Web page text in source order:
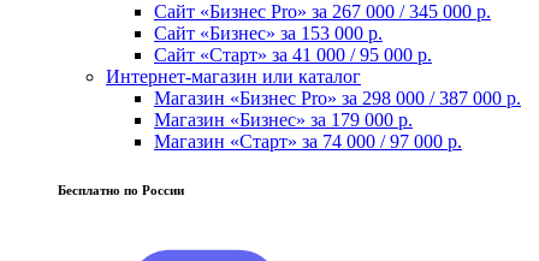
Сайт «Бизнес Pro» за 267 000 / 345 000 р.
Сайт «Бизнес» за 153 000 р.
Сайт «Старт» за 41 000 / 95 000 р.
Интернет-магазин или каталог
Магазин «Бизнес Pro» за 298 000 / 387 000 р.
Магазин «Бизнес» за 179 000 р.
Магазин «Старт» за 74 000 / 97 000 р.
Бесплатно по России